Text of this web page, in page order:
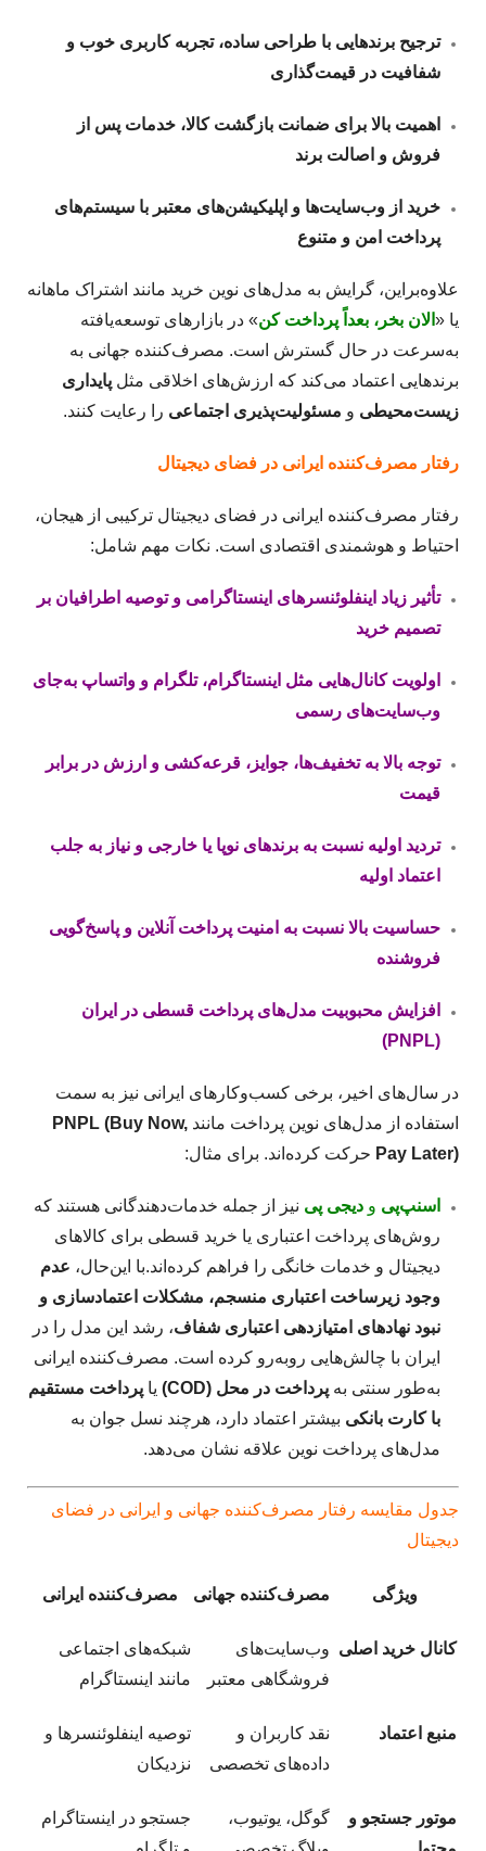
ترجیح برندهایی با طراحی ساده، تجربه کاربری خوب و
شفافیت در قیمت‌گذاری
اهمیت بالا برای ضمانت بازگشت کالا، خدمات پس از
فروش و اصالت برند
خرید از وب‌سایت‌ها و اپلیکیشن‌های معتبر با سیستم‌های
پرداخت امن و متنوع
علاوه‌براین، گرایش به مدل‌های نوین خرید مانند اشتراک ماهانه
یا « الان بخر، بعداً پرداخت کن» در بازارهای توسعه‌یافته
به‌سرعت در حال گسترش است. مصرف‌کننده جهانی به
برندهایی اعتماد می‌کند که ارزش‌های اخلاقی مثل پایداری
زیست‌محیطی و مسئولیت‌پذیری اجتماعی را رعایت کنند.
رفتار مصرف‌کننده ایرانی در فضای دیجیتال
رفتار مصرف‌کننده ایرانی در فضای دیجیتال ترکیبی از هیجان،
احتیاط و هوشمندی اقتصادی است. نکات مهم شامل:
تأثیر زیاد اینفلوئنسرهای اینستاگرامی و توصیه اطرافیان بر
تصمیم خرید
اولویت کانال‌هایی مثل اینستاگرام، تلگرام و واتساپ به‌جای
وب‌سایت‌های رسمی
توجه بالا به تخفیف‌ها، جوایز، قرعه‌کشی و ارزش در برابر
قیمت
تردید اولیه نسبت به برندهای نوپا یا خارجی و نیاز به جلب
اعتماد اولیه
حساسیت بالا نسبت به امنیت پرداخت آنلاین و پاسخ‌گویی
فروشنده
افزایش محبوبیت مدل‌های پرداخت قسطی در ایران
(PNPL)
در سال‌های اخیر، برخی کسب‌وکارهای ایرانی نیز به سمت
استفاده از مدل‌های نوین پرداخت مانند PNPL (Buy Now,
Pay Later) حرکت کرده‌اند. برای مثال:
اسنپ‌پی و دیجی پی نیز از جمله خدمات‌دهندگانی هستند که
روش‌های پرداخت اعتباری یا خرید قسطی برای کالاهای
دیجیتال و خدمات خانگی را فراهم کرده‌اند.با این‌حال، عدم
وجود زیرساخت اعتباری منسجم، مشکلات اعتمادسازی و
نبود نهادهای امتیازدهی اعتباری شفاف، رشد این مدل را در
ایران با چالش‌هایی روبه‌رو کرده است. مصرف‌کننده ایرانی
به‌طور سنتی به پرداخت در محل (COD) یا پرداخت مستقیم
با کارت بانکی بیشتر اعتماد دارد، هرچند نسل جوان به
مدل‌های پرداخت نوین علاقه نشان می‌دهد.
جدول مقایسه رفتار مصرف‌کننده جهانی و ایرانی در فضای
دیجیتال
ویژگی مصرف‌کننده جهانی مصرف‌کننده ایرانی
کانال خرید اصلی وب‌سایت‌های
فروشگاهی معتبر
شبکه‌های اجتماعی
مانند اینستاگرام
منبع اعتماد
نقد کاربران و
داده‌های تخصصی
توصیه اینفلوئنسرها و
نزدیکان
موتور جستجو و
گوگل، یوتیوب،
جستجو در اینستاگرام